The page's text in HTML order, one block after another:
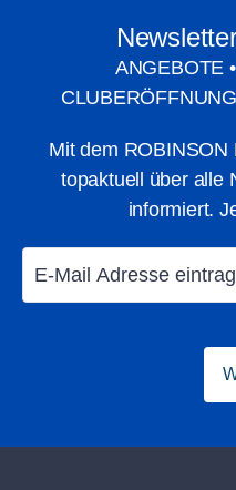
Service­leistungen
ANGEBOTE
Mit dem ROBINSON
topaktuell über alle
informiert.